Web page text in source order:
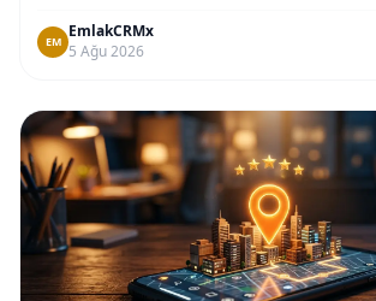
EM
EmlakCRMx
5 Ağu 2026